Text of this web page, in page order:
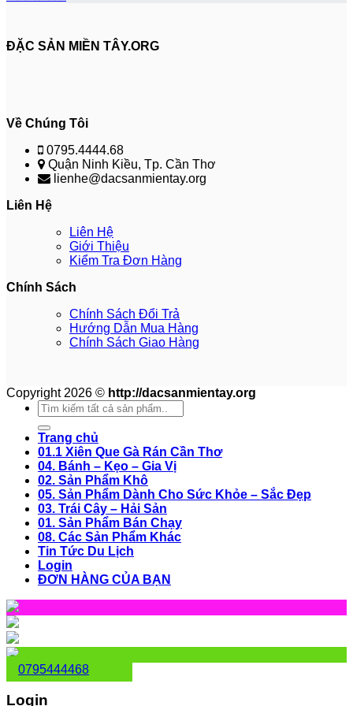
ĐẶC SẢN MIỀN TÂY.ORG
Về Chúng Tôi
0795.4444.68
Quận Ninh Kiều, Tp. Cần Thơ
lienhe@dacsanmientay.org
Liên Hệ
Liên Hệ
Giới Thiệu
Kiểm Tra Đơn Hàng
Chính Sách
Chính Sách Đổi Trả
Hướng Dẫn Mua Hàng
Chính Sách Giao Hàng
Copyright 2026 © http://dacsanmientay.org
Search
for:
Trang chủ
01.1 Xiên Que Gà Rán Cần Thơ
04. Bánh – Kẹo – Gia Vị
02. Sản Phẩm Khô
05. Sản Phẩm Dành Cho Sức Khỏe – Sắc Đẹp
03. Trái Cây – Hải Sản
01. Sản Phẩm Bán Chạy
08. Các Sản Phẩm Khác
Tin Tức Du Lịch
Login
ĐƠN HÀNG CỦA BẠN
0795444468
Login